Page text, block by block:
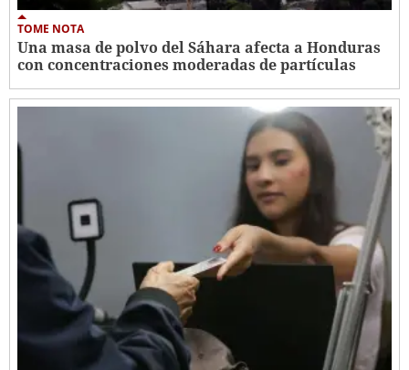
TOME NOTA
Una masa de polvo del Sáhara afecta a Honduras
con concentraciones moderadas de partículas